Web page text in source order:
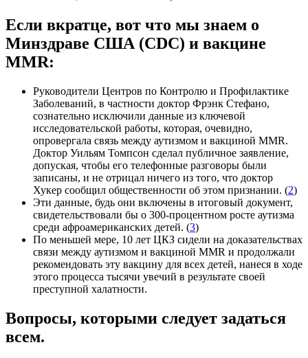
Если вкратце, вот что мы знаем о
Минздраве США (CDC) и вакцине
MMR:
Руководители Центров по Контролю и Профилактике
Заболеваний, в частности доктор Фрэнк Стефано,
сознательно исключили данные из ключевой
исследовательской работы, которая, очевидно,
опровергала связь между аутизмом и вакциной MMR.
Доктор Уильям Томпсон сделал публичное заявление,
допуская, чтобы его телефонные разговоры были
записаны, и не отрицал ничего из того, что доктор
Хукер сообщил общественности об этом признании. (2)
Эти данные, будь они включены в итоговый документ,
свидетельствовали бы о 300-процентном росте аутизма
среди афроамериканских детей. (3)
По меньшей мере, 10 лет ЦКЗ сидели на доказательствах
связи между аутизмом и вакциной MMR и продолжали
рекомендовать эту вакцину для всех детей, нанеся в ходе
этого процесса тысячи увечий в результате своей
преступной халатности.
Вопросы, которыми следует задаться
всем.